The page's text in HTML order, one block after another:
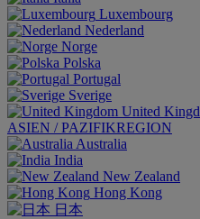
Luxembourg
Nederland
Norge
Polska
Portugal
Sverige
United
ASIEN / PAZIFIKREGION
Australia
India
New Zealand
Hong Kong
日本